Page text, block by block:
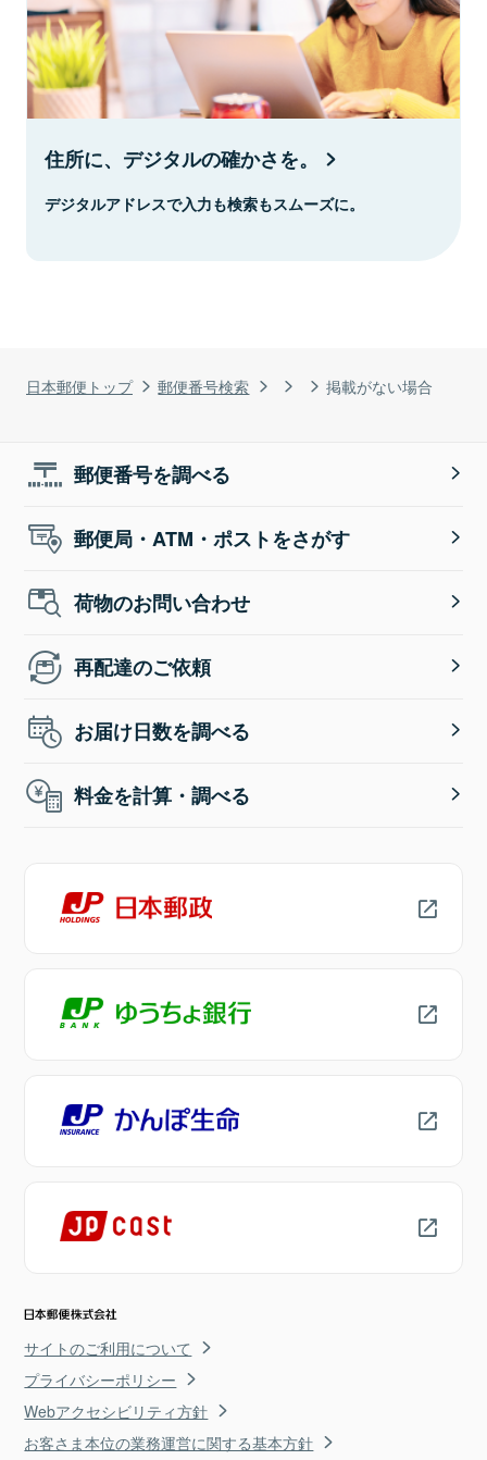
日本郵便トップ 郵便番号検索 掲載がない場合
住所に、デジタルの確かさを。
デジタルアドレスで入力も検索もスムーズに。
郵便番号を調べる
郵便局・ATM・ポストをさがす
荷物のお問い合わせ
再配達のご依頼
お届け日数を調べる
料金を計算・調べる
サイトのご利用について
プライバシーポリシー
Webアクセシビリティ方針
お客さま本位の業務運営に関する基本方針